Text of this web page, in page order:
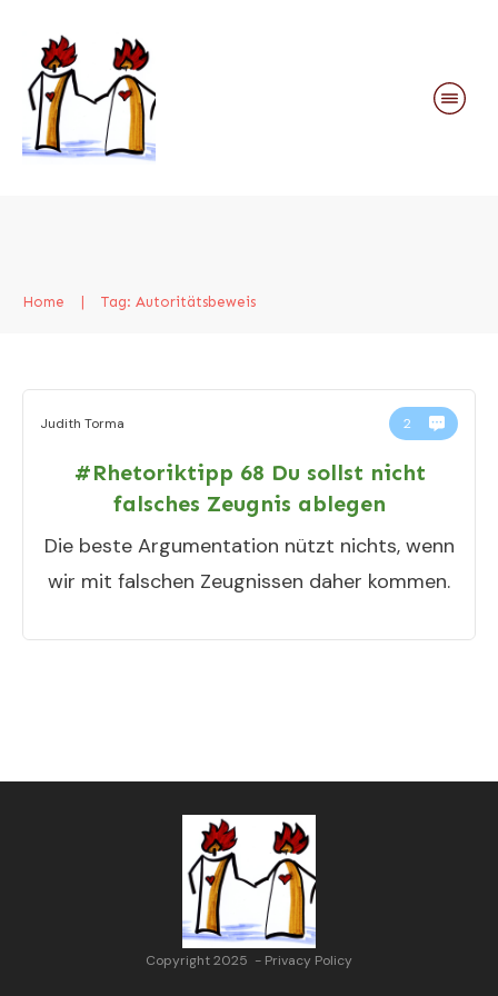
Home Tag: Autoritätsbeweis
Judith Torma 2
#Rhetoriktipp 68 Du sollst nicht
falsches Zeugnis ablegen
Die beste Argumentation nützt nichts, wenn
wir mit falschen Zeugnissen daher kommen.
Copyright 2025 - Privacy Policy